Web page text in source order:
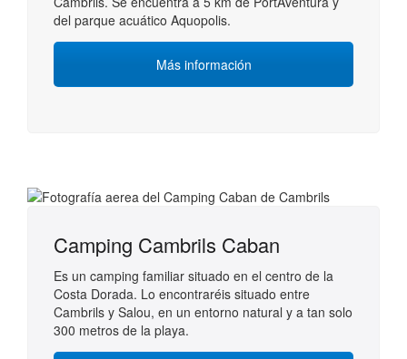
del parque acuático Aquopolis.
Más información
Camping Cambrils Caban
Es un camping familiar situado en el centro de la
Costa Dorada. Lo encontraréis situado entre
Cambrils y Salou, en un entorno natural y a tan solo
300 metros de la playa.